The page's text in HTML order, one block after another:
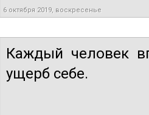
6 октября 2019, воскресенье
Каждый человек
ущерб себе.